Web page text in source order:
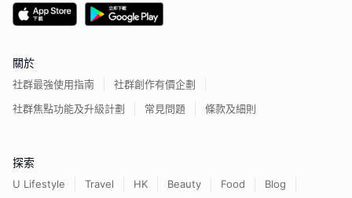
關於
社群最強使用指南
社群創作有價企劃
社群焦點功能及升級計劃
常見問題 條款及細則
探索
U Lifestyle Travel HK Beauty Food Blog